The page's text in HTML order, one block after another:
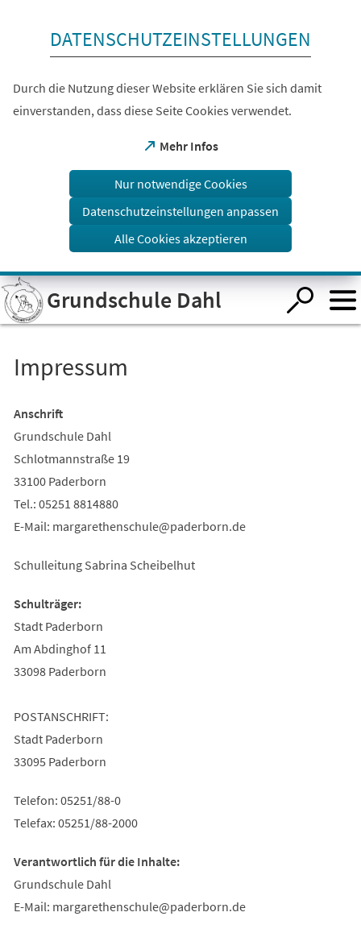
Visuelle
Assistenzsoftware
öffnen.
DATENSCHUTZEINSTELLUNGEN
Durch die Nutzung dieser Website erklären Sie sich damit
einverstanden, dass diese Seite Cookies verwendet.
Mehr Infos
(Öffnet
einem
Tab)
Nur notwendige Cookies
Datenschutzeinstellungen anpassen
Alle Cookies akzeptieren
Grundschule Dahl
Impressum
Anschrift
Grundschule Dahl
Schlotmannstraße 19
33100 Paderborn
Tel.: 05251 8814880
E-Mail: margarethenschule paderborn de
Schulleitung Sabrina Scheibelhut
Schulträger:
Stadt Paderborn
Am Abdinghof 11
33098 Paderborn
POSTANSCHRIFT:
Stadt Paderborn
33095 Paderborn
Telefon: 05251/88-0
Telefax: 05251/88-2000
Verantwortlich für die Inhalte:
Grundschule Dahl
E-Mail: margarethenschule paderborn de